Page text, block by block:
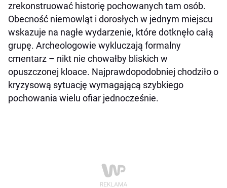
zrekonstruować historię pochowanych tam osób.
Obecność niemowląt i dorosłych w jednym miejscu
wskazuje na nagłe wydarzenie, które dotknęło całą
grupę. Archeologowie wykluczają formalny
cmentarz – nikt nie chowałby bliskich w
opuszczonej kloace. Najprawdopodobniej chodziło o
kryzysową sytuację wymagającą szybkiego
pochowania wielu ofiar jednocześnie.